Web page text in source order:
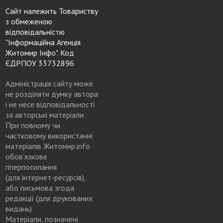
Сайт належить Товариству
з обмеженою
відповідальністю
"Інформаційна Агенція
Житомир Інфо". Код
ЄДРПОУ 33732896
Адміністрація сайту може
не розділяти думку автора
і не несе відповідальності
за авторські матеріали.
При повному чи
частковому використанні
матеріалів Житомир.info
обов’язкове
гіперпосилання
(для інтернет-ресурсів),
або письмова згода
редакції (для друкованих
видань)
Матеріали, позначені